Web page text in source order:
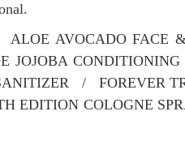
AVOCADO FACE
/ FOREVER
EDITION COLOGNE